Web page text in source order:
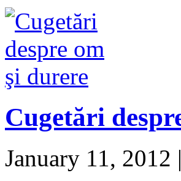
Cugetări
January 11, 2012 |